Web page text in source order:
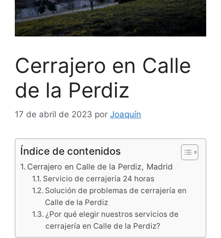
Cerrajero en Calle
de la Perdiz
17 de abril de 2023 por Joaquín
Índice de contenidos
Cerrajero en Calle de la Perdiz, Madrid
Servicio de cerrajería 24 horas
Solución de problemas de cerrajería en
Calle de la Perdiz
¿Por qué elegir nuestros servicios de
cerrajería en Calle de la Perdiz?